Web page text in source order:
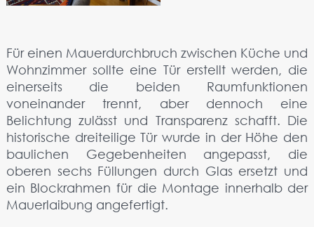
Für einen Mauerdurchbruch zwischen Küche und
Wohnzimmer sollte eine Tür erstellt werden, die
einerseits die beiden Raumfunktionen
voneinander trennt, aber dennoch eine
Belichtung zulässt und Transparenz schafft. Die
historische dreiteilige Tür wurde in der Höhe den
baulichen Gegebenheiten angepasst, die
oberen sechs Füllungen durch Glas ersetzt und
ein Blockrahmen für die Montage innerhalb der
Mauerlaibung angefertigt.